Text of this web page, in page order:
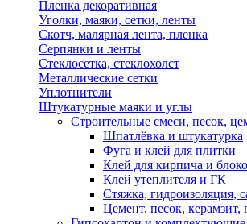
Пленка декоративная
Уголки, маяки, сетки, ленты
Скотч, малярная лента, пленка
Серпянки и ленты
Стеклосетка, стеклохолст
Металлические сетки
Уплотнители
Штукатурные маяки и углы
Строительные смеси, песок,
Шпатлёвка и штукатурка
Фуга и клей для плитки
Клей для кирпича и
Клей утеплителя и ГК
Стяжка, гидроизоляция,
Цемент, песок, керамзит,